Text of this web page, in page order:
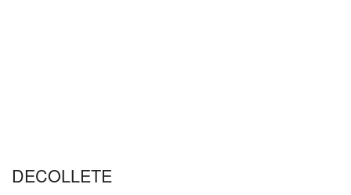
DECOLLETE